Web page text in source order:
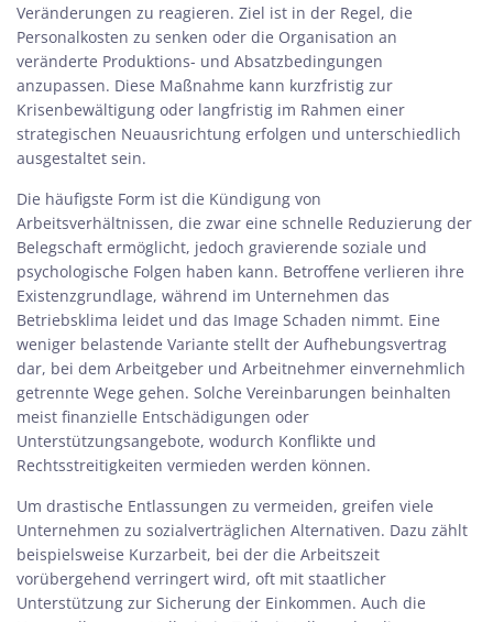
Veränderungen zu reagieren. Ziel ist in der Regel, die
Personalkosten zu senken oder die Organisation an
veränderte Produktions- und Absatzbedingungen
anzupassen. Diese Maßnahme kann kurzfristig zur
Krisenbewältigung oder langfristig im Rahmen einer
strategischen Neuausrichtung erfolgen und unterschiedlich
ausgestaltet sein.
Die häufigste Form ist die Kündigung von
Arbeitsverhältnissen, die zwar eine schnelle Reduzierung der
Belegschaft ermöglicht, jedoch gravierende soziale und
psychologische Folgen haben kann. Betroffene verlieren ihre
Existenzgrundlage, während im Unternehmen das
Betriebsklima leidet und das Image Schaden nimmt. Eine
weniger belastende Variante stellt der Aufhebungsvertrag
dar, bei dem Arbeitgeber und Arbeitnehmer einvernehmlich
getrennte Wege gehen. Solche Vereinbarungen beinhalten
meist finanzielle Entschädigungen oder
Unterstützungsangebote, wodurch Konflikte und
Rechtsstreitigkeiten vermieden werden können.
Um drastische Entlassungen zu vermeiden, greifen viele
Unternehmen zu sozialverträglichen Alternativen. Dazu zählt
beispielsweise Kurzarbeit, bei der die Arbeitszeit
vorübergehend verringert wird, oft mit staatlicher
Unterstützung zur Sicherung der Einkommen. Auch die